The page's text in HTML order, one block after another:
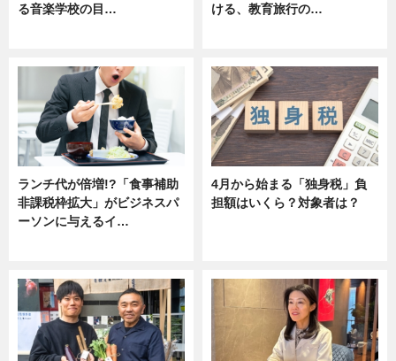
る音楽学校の目…
ける、教育旅行の…
ランチ代が倍増!?「食事補助
非課税枠拡大」がビジネスパ
ーソンに与えるイ…
4月から始まる「独身税」負
担額はいくら？対象者は？